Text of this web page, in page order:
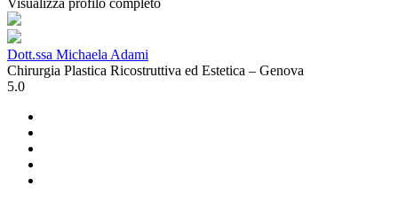
Visualizza profilo completo
Dott.ssa Michaela Adami
Chirurgia Plastica Ricostruttiva ed Estetica – Genova
5.0